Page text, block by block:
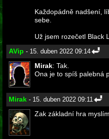
Každopádně nadšení,
sebe.
Už jsem rozečetl Black
AVip - 15. duben 2022 09:14
Mirak: Tak.
Ona je to spíš palebná
Mirak - 15. duben 2022 09:11
Zak základní hra